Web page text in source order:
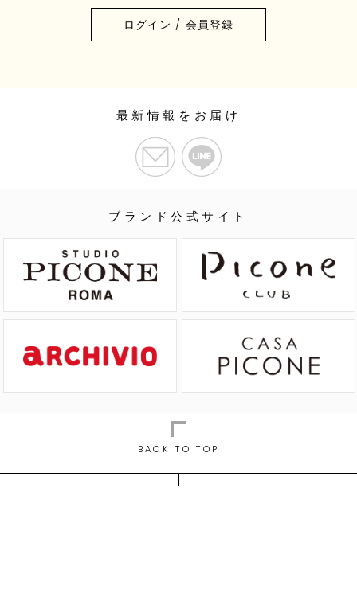
ログイン / 会員登録
ブランド公式サイト
最新情報をお届け
BACK TO TOP
ご利用ガイド 返品について